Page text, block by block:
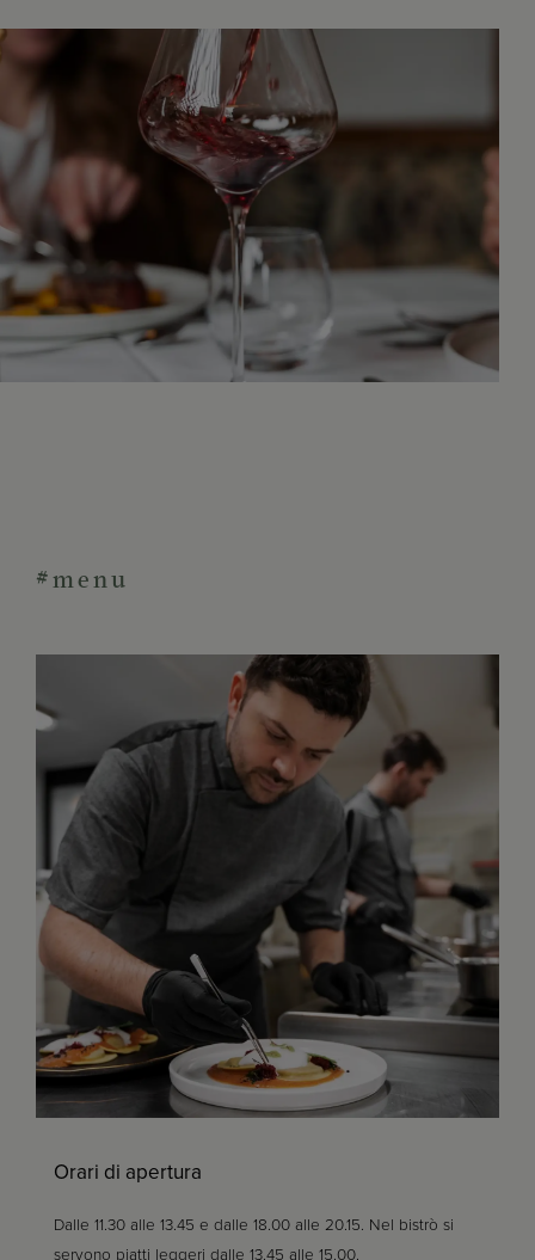
#menu
Orari di apertura
Dalle 11.30 alle 13.45 e dalle 18.00 alle 20.15. Nel bistrò si
servono piatti leggeri dalle 13.45 alle 15.00.